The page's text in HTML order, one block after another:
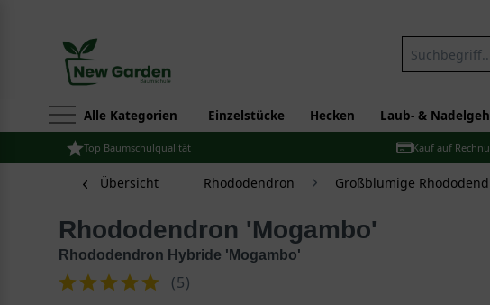
Alle Kategorien Einzelstücke Hecken Laub- &
Top Baumschulqualität Kauf auf
Übersicht Rhododendron Großblumige
Rhododendron 'Mogambo'
Rhododendron Hybride 'Mogambo'
(5)